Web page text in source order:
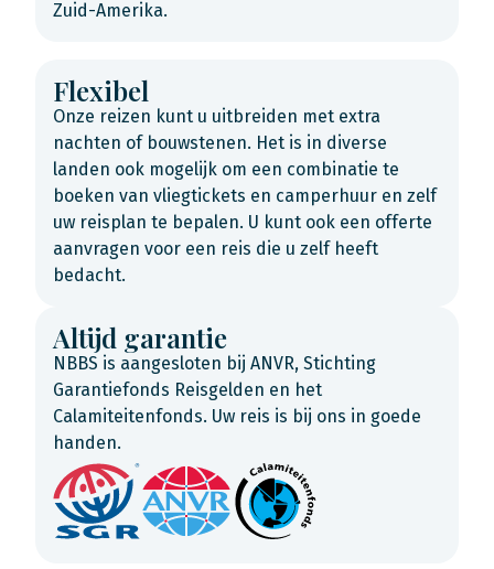
Zuid-Amerika.
Flexibel
Onze reizen kunt u uitbreiden met extra
nachten of bouwstenen. Het is in diverse
landen ook mogelijk om een combinatie te
boeken van vliegtickets en camperhuur en zelf
uw reisplan te bepalen. U kunt ook een offerte
aanvragen voor een reis die u zelf heeft
bedacht.
Altijd garantie
NBBS is aangesloten bij ANVR, Stichting
Garantiefonds Reisgelden en het
Calamiteitenfonds. Uw reis is bij ons in goede
handen.